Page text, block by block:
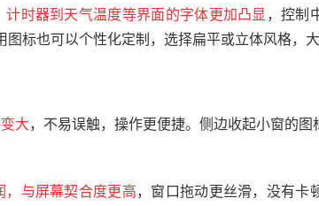
计时器到天气温度等界面的字体更加凸显 ，控制
标也可以个性化定制，选择扁平或立体风格，大
大，不易误触，操作更便捷。侧边收起小窗的
，与屏幕契合度更高，窗口拖动更丝滑，没有卡